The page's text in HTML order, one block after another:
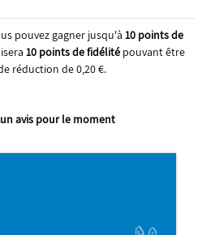
pouvez gagner jusqu'à 10points de
10points de fidélitépouvant être
réduction de0,20 €.
avis pour le moment